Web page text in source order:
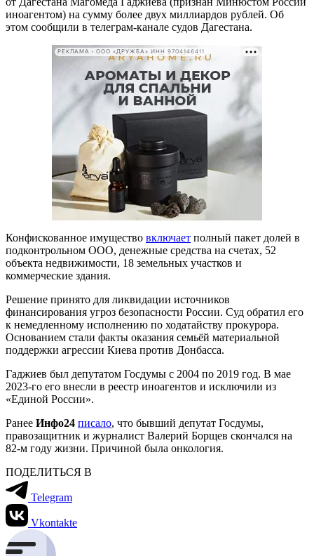
иноагентом) на сумму более двух миллиардов рублей. Об
этом сообщили в телеграм-канале судов Дагестана.
РЕКЛАМА • ООО «ДРУЖБА» ИНН 9704146411
Конфискованное имущество включает полный пакет долей в
подконтрольном ООО, денежные средства на счетах, 52
объекта недвижимости, 18 земельных участков и
коммерческие здания.
Решение принято для ликвидации источников
финансирования угроз безопасности России. Суд обратил его
к немедленному исполнению по ходатайству прокурора.
Основанием стали факты оказания семьёй материальной
поддержки агрессии Киева против Донбасса.
Гаджиев был депутатом Госдумы с 2004 по 2019 год. В мае
2023-го его внесли в реестр иноагентов и исключили из
«Единой России».
Ранее Инфо24 писало, что бывший депутат Госдумы,
правозащитник и журналист Валерий Борщев скончался на
82-м году жизни. Причиной была онкология.
ПОДЕЛИТЬСЯ В
Telegram
Vkontakte